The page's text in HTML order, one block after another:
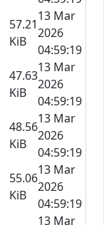
57.21
KiB
13 Mar
2026
04:59:19
47.63
KiB
13 Mar
2026
04:59:19
48.56
KiB
13 Mar
2026
04:59:19
55.06
KiB
13 Mar
2026
04:59:19
13 Mar